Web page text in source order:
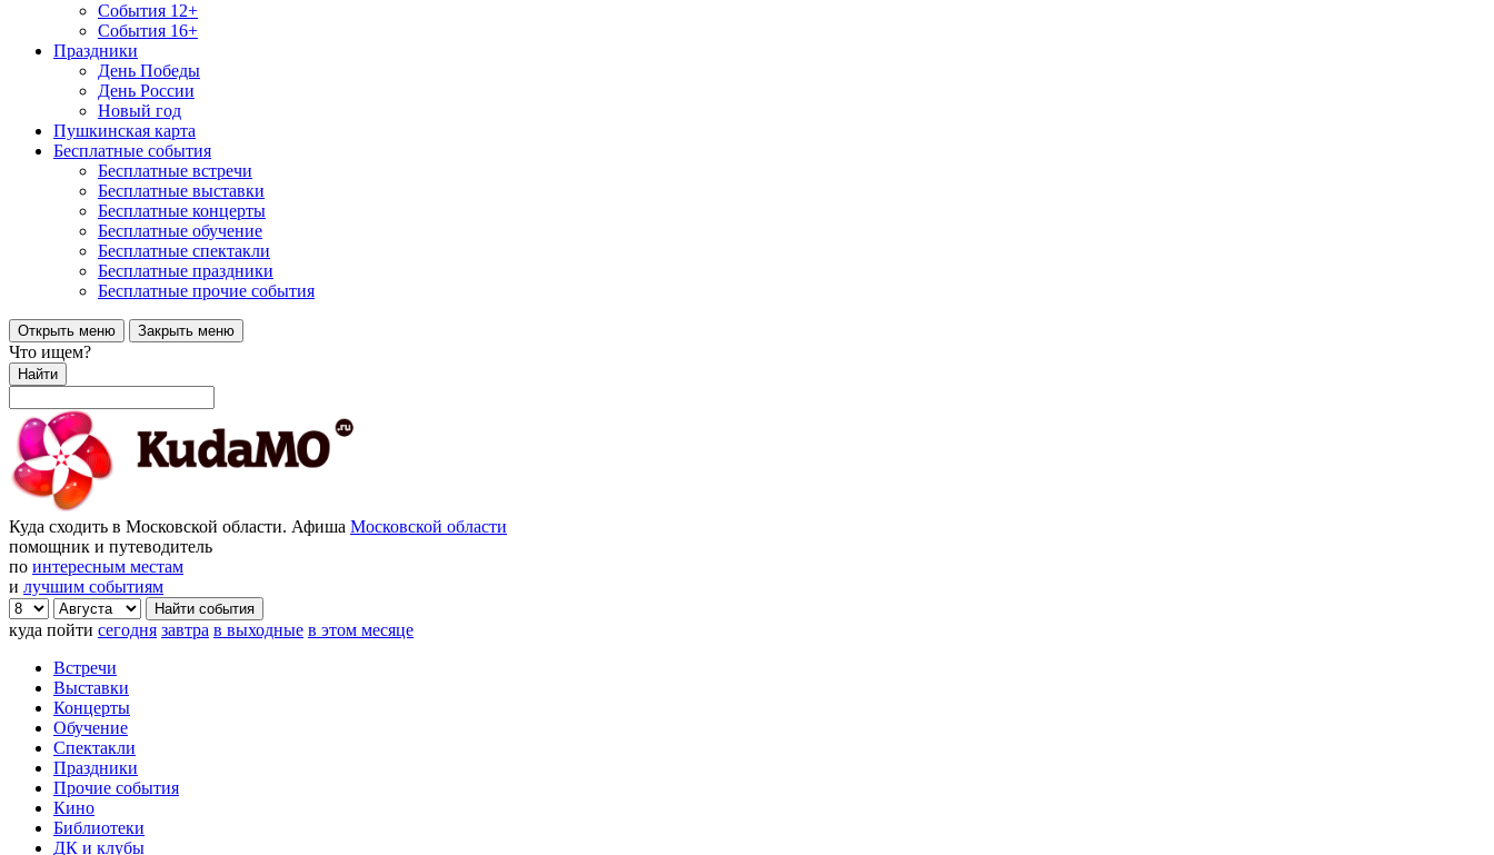
События 12+
События 16+
Праздники
День Победы
День России
Новый год
Пушкинская карта
Бесплатные события
Бесплатные встречи
Бесплатные выставки
Бесплатные концерты
Бесплатные обучение
Бесплатные спектакли
Бесплатные праздники
Бесплатные прочие события
Открыть меню Закрыть меню
Что ищем?
Найти
Куда сходить в Московской области. Афиша Московской области
помощник и путеводитель
по интересным местам
и лучшим событиям
куда пойти сегодня завтра в выходные в этом месяце
Встречи
Выставки
Концерты
Обучение
Спектакли
Праздники
Прочие события
Кино
Библиотеки
ДК и клубы